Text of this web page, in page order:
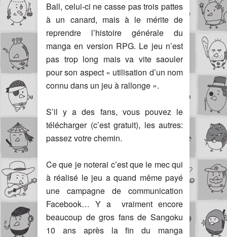
Ball, celui-ci ne casse pas trois pattes
à un canard, mais à le mérite de
reprendre l’histoire générale du
manga en version RPG. Le jeu n’est
pas trop long mais va vite saouler
pour son aspect « utilisation d’un nom
connu dans un jeu à rallonge ».
S’il y a des fans, vous pouvez le
télécharger (c’est gratuit), les autres:
passez votre chemin.
Ce que je noterai c’est que le mec qui
à réalisé le jeu a quand même payé
une campagne de communication
Facebook… Y a vraiment encore
beaucoup de gros fans de Sangoku
10 ans après la fin du manga